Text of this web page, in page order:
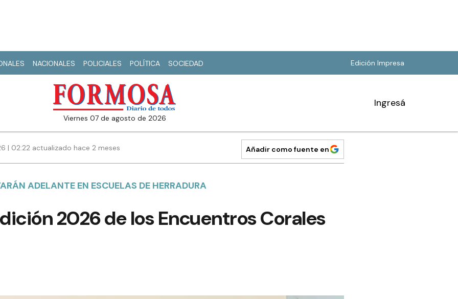
NACIONALES POLICIALES POLÍTICA SOCIEDAD Edición Impresa
viernes 07 de agosto de 2026
Ingresá
| 02:22 actualizado hace 2 meses Añadir como fuente en
ADELANTE EN ESCUELAS DE HERRADURA
2026 de los Encuentros Corales